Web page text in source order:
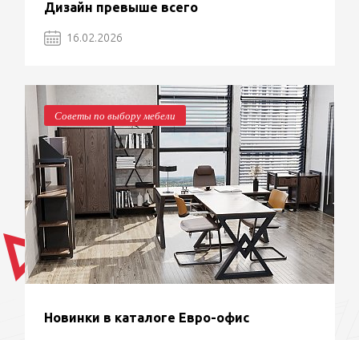
Дизайн превыше всего
16.02.2026
Советы по выбору мебели
Новинки в каталоге Евро-офис